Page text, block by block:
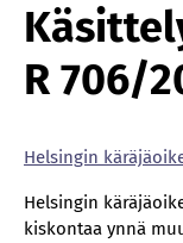
R 706/
Hel­sin­gin
Helsingin
kiskontaa ynnä